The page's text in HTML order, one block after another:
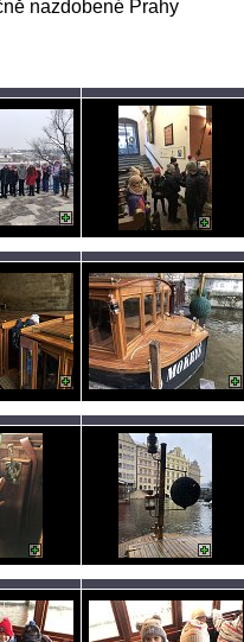
nazdobené Prahy